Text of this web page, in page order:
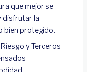
que mejor se
disfrutar la
bien protegido.
y Terceros